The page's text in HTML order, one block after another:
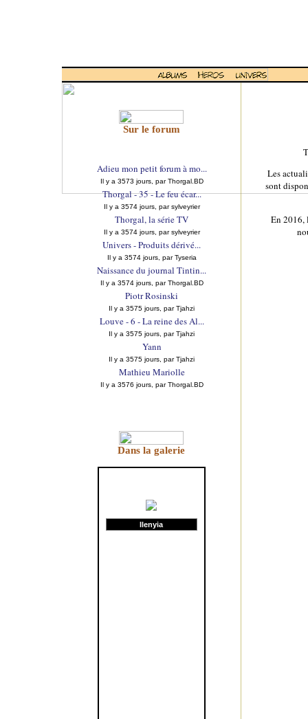
Sur le forum
Adieu mon petit forum à mo...
Il y a 3573 jours, par Thorgal.BD
Thorgal - 35 - Le feu écar...
Il y a 3574 jours, par sylveyrier
Thorgal, la série TV
Il y a 3574 jours, par sylveyrier
Univers - Produits dérivé...
Il y a 3574 jours, par Tyseria
Naissance du journal Tintin...
Il y a 3574 jours, par Thorgal.BD
Piotr Rosinski
Il y a 3575 jours, par Tjahzi
Louve - 6 - La reine des Al...
Il y a 3575 jours, par Tjahzi
Yann
Il y a 3575 jours, par Tjahzi
Mathieu Mariolle
Il y a 3576 jours, par Thorgal.BD
Dans la galerie
Ilenyia
Les
sont
En 2016,